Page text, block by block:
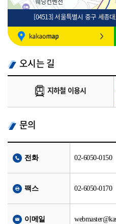
[04513] 서울특별시 중구 세종
오시는 길
지하철 이용시
문의
전화 02-6050-0150
팩스 02-6050-0170
이메일